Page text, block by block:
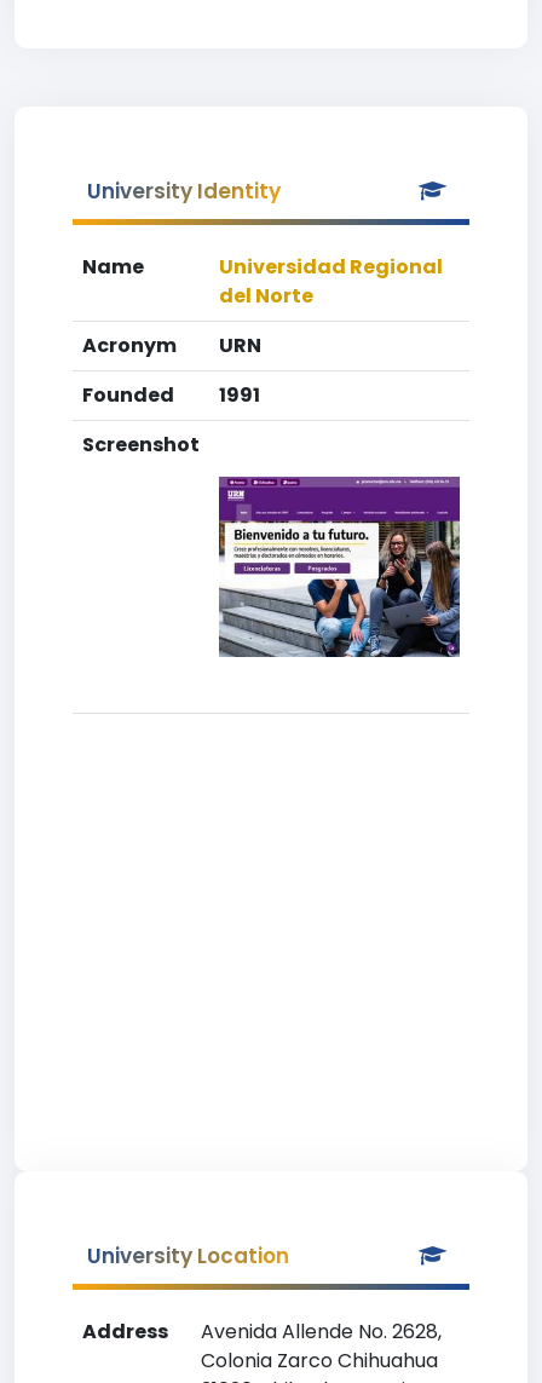
University Identity
Name
Universidad Regional
del Norte
Acronym
URN
Founded
1991
Screenshot
University Location
Address
Avenida Allende No. 2628,
Colonia Zarco Chihuahua